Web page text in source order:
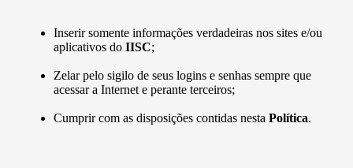
Inserir somente informações verdadeiras nos sites e/ou
aplicativos do IISC;
Zelar pelo sigilo de seus logins e senhas sempre que
acessar a Internet e perante terceiros;
Cumprir com as disposições contidas nesta Política.